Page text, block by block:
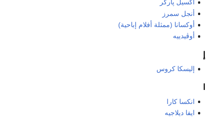
أكسيل پاركر
أنجل سمرز
أوكسانا (ممثلة أفلام إباحية)
أوڤيدييه
إ
إليسكا كروس
انكسا كارا
ايفا ديلاجيه